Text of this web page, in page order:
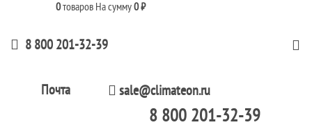
0товаров На сумму0 ₽
8 800 201-32-39
Почта sale@climateon.ru
8 800 201-32-39